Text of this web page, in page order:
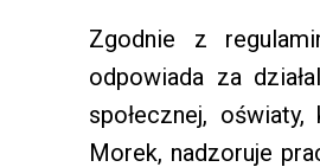
Zgodnie z
odpowiada za
społecznej,
Morek, nadzoruje